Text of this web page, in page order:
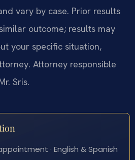
vary by case. Prior results
outcome; results may
your specific situation,
Attorney responsible
Sris.
· English & Spanish